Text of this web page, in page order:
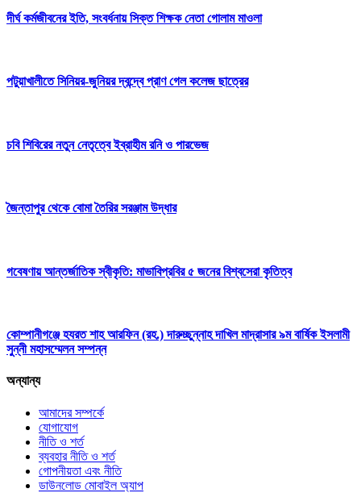
দীর্ঘ কর্মজীবনের ইতি, সংবর্ধনায় সিক্ত শিক্ষক নেতা গোলাম মাওলা
পটুয়াখালীতে সিনিয়র-জুনিয়র দ্বন্দ্বে প্রাণ গেল কলেজ ছাত্রের
চবি শিবিরের নতুন নেতৃত্বে ইব্রাহীম রনি ও পারভেজ
জৈন্তাপুর থেকে বোমা তৈরির সরঞ্জাম উদ্ধার
গবেষণায় আন্তর্জাতিক স্বীকৃতি: মাভাবিপ্রবির ৫ জনের বিশ্বসেরা কৃতিত্ব
কোম্পানীগঞ্জে হযরত শাহ আরফিন (রহ.) দারুচ্ছুন্নাহ দাখিল মাদ্রাসার ৯ম বার্ষিক ইসলামী
সুন্নী মহাসম্মেলন সম্পন্ন
অন্যান্য
আমাদের সম্পর্কে
যোগাযোগ
নীতি ও শর্ত
ব্যবহার নীতি ও শর্ত
গোপনীয়তা এবং নীতি
ডাউনলোড মোবাইল অ্যাপ